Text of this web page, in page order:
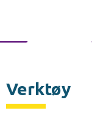
Verktøy